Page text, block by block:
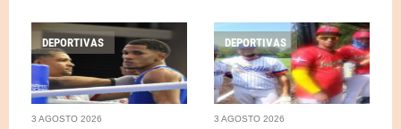
DEPORTIVAS
3 AGOSTO 2026
DEPORTIVAS
3 AGOSTO 2026